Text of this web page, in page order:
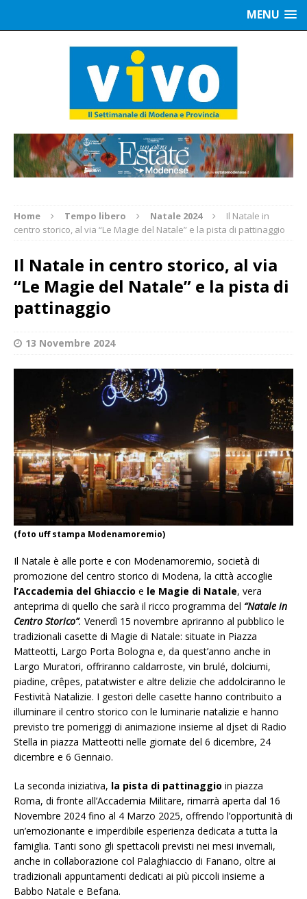
MENU
Home Tempo libero Natale 2024
Il Natale in
centro storico, al via “Le Magie del Natale” e la pista di pattinaggio
Il Natale in centro storico, al via
“Le Magie del Natale” e la pista di
pattinaggio
13 Novembre 2024
(foto uff stampa Modenamoremio)
Il Natale è alle porte e con Modenamoremio, società di
promozione del centro storico di Modena, la città accoglie
l’Accademia del Ghiaccio e le Magie di Natale, vera
anteprima di quello che sarà il ricco programma del “Natale in
Centro Storico”. Venerdì 15 novembre apriranno al pubblico le
tradizionali casette di Magie di Natale: situate in Piazza
Matteotti, Largo Porta Bologna e, da quest’anno anche in
Largo Muratori, offriranno caldarroste, vin brulé, dolciumi,
piadine, crêpes, patatwister e altre delizie che addolciranno le
Festività Natalizie. I gestori delle casette hanno contribuito a
illuminare il centro storico con le luminarie natalizie e hanno
previsto tre pomeriggi di animazione insieme al djset di Radio
Stella in piazza Matteotti nelle giornate del 6 dicembre, 24
dicembre e 6 Gennaio.
La seconda iniziativa, la pista di pattinaggio in piazza
Roma, di fronte all’Accademia Militare, rimarrà aperta dal 16
Novembre 2024 fino al 4 Marzo 2025, offrendo l’opportunità di
un’emozionante e imperdibile esperienza dedicata a tutta la
famiglia. Tanti sono gli spettacoli previsti nei mesi invernali,
anche in collaborazione col Palaghiaccio di Fanano, oltre ai
tradizionali appuntamenti dedicati ai più piccoli insieme a
Babbo Natale e Befana.